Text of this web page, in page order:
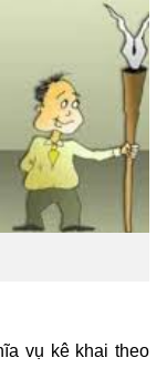
vụ kê khai theo